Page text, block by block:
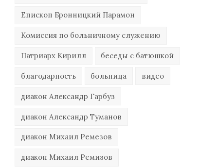
Епископ Бронницкий Парамон
Комиссия по больничному служению
Патриарх Кирилл беседы с батюшкой
благодарность больница видео
диакон Александр Гарбуз
диакон Александр Туманов
диакон Михаил Ремезов
диакон Михаил Ремизов